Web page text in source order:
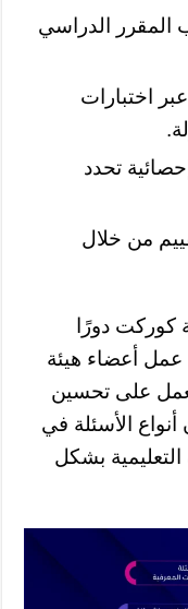
المقرر الدراسي
اختبارات
تحدد
من خلال
كوركت دورًا
عمل أعضاء هيئة
على تحسين
الأسئلة في
بشكل